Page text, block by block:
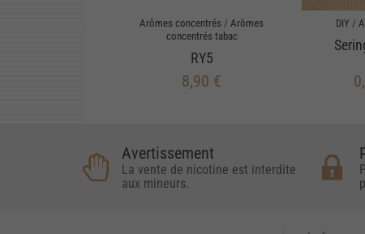
Arômes concentrés /Arômes
concentrés tabac
RY5
8,90 €
DIY /
Avertissement
La vente de nicotine est interdite
aux mineurs.